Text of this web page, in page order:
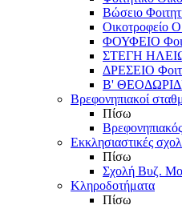
Βώσειο
ΦΟΥΦΕΙΟ
ΣΤΕΓΗ
ΔΡΕΣΕΙΟ
Β'
Βρεφονηπιακοί
Πίσω
Εκκλησιαστικές
Πίσω
Σχολή Βυζ.
Κληροδοτήματα
Πίσω